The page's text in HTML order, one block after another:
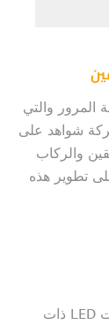
المرور والتي
شواهد على
والركاب
2030، فعملنا على تطوير هذه
تحتوي هذه الأعمدة على مجموعة من لمبات LED ذات